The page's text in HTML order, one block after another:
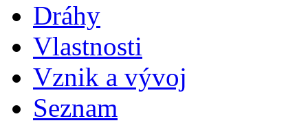
Dráhy
Vlastnosti
Vznik a vývoj
Seznam